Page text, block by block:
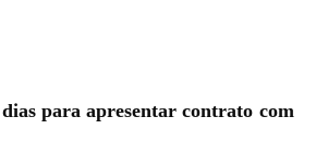
para apresentar contrato com